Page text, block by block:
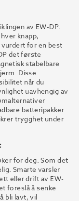
av EW-DP.
knapp,
for en best
det første
stabelbare
Disse
når du
uavhengig av
batteripakker
trygghet under
for deg. Som det
Smarte varsler
eller drift av EW-
foreslå å senke
bli lavt, vil